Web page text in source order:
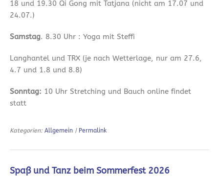
18 und 19.30 Qi Gong mit Tatjana (nicht am 17.07 und
24.07.)
Samstag. 8.30 Uhr : Yoga mit Steffi
Langhantel und TRX (je nach Wetterlage, nur am 27.6,
4.7 und 1.8 und 8.8)
Sonntag: 10 Uhr Stretching und Bauch online findet
statt
Kategorien: Allgemein | Permalink
Spaß und Tanz beim Sommerfest 2026